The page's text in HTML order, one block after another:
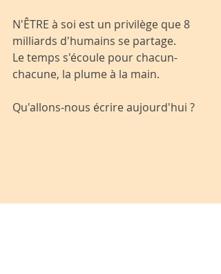
N'ÊTRE à soi est un privilège que 8
milliards d'humains se partage.
Le temps s'écoule pour chacun-
chacune, la plume à la main.
Qu'allons-nous écrire aujourd'hui ?